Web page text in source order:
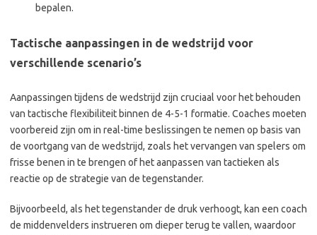
bepalen.
Tactische aanpassingen in de wedstrijd voor
verschillende scenario’s
Aanpassingen tijdens de wedstrijd zijn cruciaal voor het behouden
van tactische flexibiliteit binnen de 4-5-1 formatie. Coaches moeten
voorbereid zijn om in real-time beslissingen te nemen op basis van
de voortgang van de wedstrijd, zoals het vervangen van spelers om
frisse benen in te brengen of het aanpassen van tactieken als
reactie op de strategie van de tegenstander.
Bijvoorbeeld, als het tegenstander de druk verhoogt, kan een coach
de middenvelders instrueren om dieper terug te vallen, waardoor